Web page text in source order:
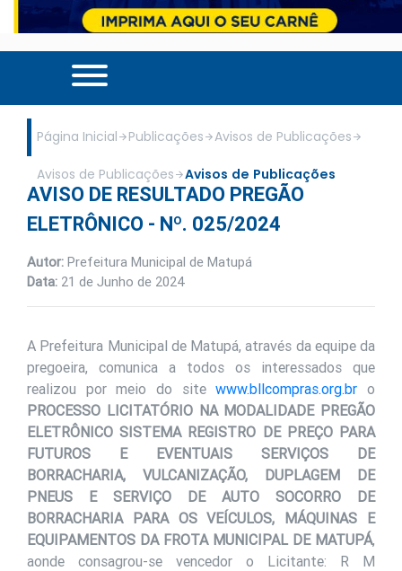
Página Inicial Publicações Avisos de Publicações
Avisos de Publicações Avisos de Publicações
AVISO DE RESULTADO PREGÃO
ELETRÔNICO - Nº. 025/2024
Autor: Prefeitura Municipal de Matupá
Data: 21 de Junho de 2024
A Prefeitura Municipal de Matupá, através da equipe da
pregoeira, comunica a todos os interessados que
realizou por meio do sitewww.bllcompras.org.br o
PROCESSO LICITATÓRIO NA MODALIDADE PREGÃO
ELETRÔNICO SISTEMA REGISTRO DE PREÇO PARA
FUTUROS E EVENTUAIS SERVIÇOS DE
BORRACHARIA, VULCANIZAÇÃO, DUPLAGEM DE
PNEUS E SERVIÇO DE AUTO SOCORRO DE
BORRACHARIA PARA OS VEÍCULOS, MÁQUINAS E
EQUIPAMENTOS DA FROTA MUNICIPAL DE MATUPÁ,
aonde consagrou-se vencedor o Licitante: R M